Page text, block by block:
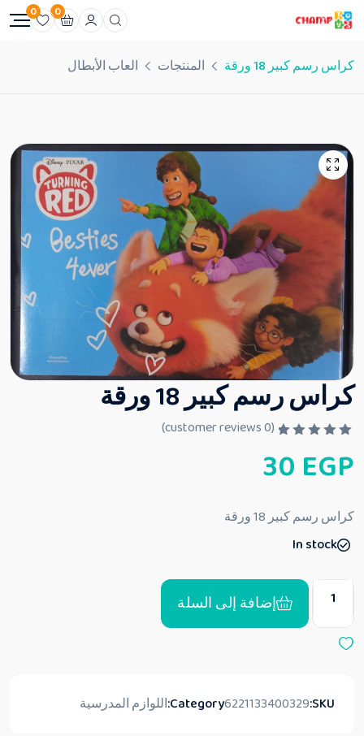
0
0
كراس رسم كبير 18 ورقة المنتجات العاب الأبطال
كراس رسم كبير 18 ورقة
م
ا
ي
م
ن
(
0
30 EGP
كراس رسم كبير 18 ورقة
In stock
إضافة إلى السلة
SKU:
6221133400329
Category: اللوازم المدرسية